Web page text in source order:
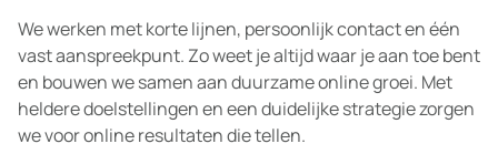
We werken met korte lijnen, persoonlijk contact en één
vast aanspreekpunt. Zo weet je altijd waar je aan toe bent
en bouwen we samen aan duurzame online groei. Met
heldere doelstellingen en een duidelijke strategie zorgen
we voor online resultaten die tellen.